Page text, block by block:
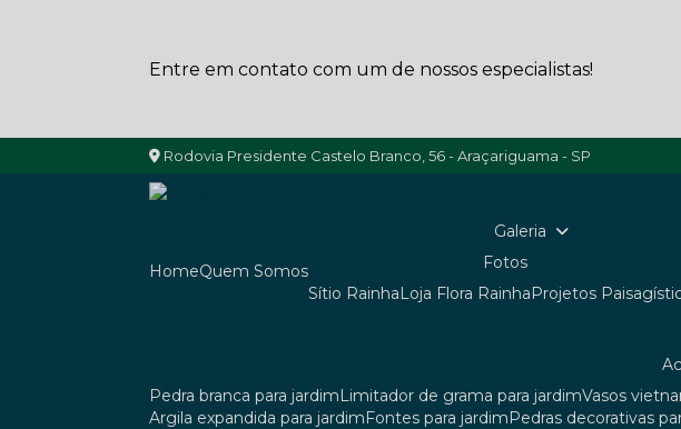
Entre em contato com um de nossos especialistas!
Rodovia Presidente Castelo Branco, 56 - Araçariguama - SP
Home Quem Somos
Galeria
Fotos
Sítio Rainha
Loja Flora Rainha Projetos
pedra branca para jardim
limitador de grama para jardim vasos
argila expandida para jardim
fontes para jardim pedras decorativas